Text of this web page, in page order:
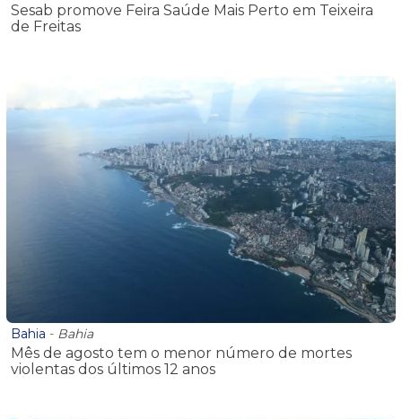
Sesab promove Feira Saúde Mais Perto em Teixeira
de Freitas
Bahia - Bahia
Mês de agosto tem o menor número de mortes
violentas dos últimos 12 anos